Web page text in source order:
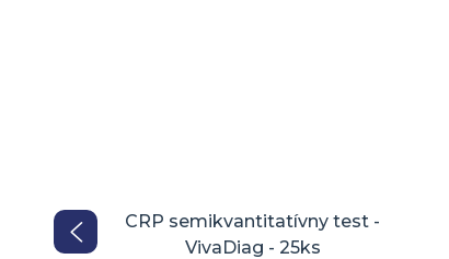
CRP semikvantitatívny test -
VivaDiag - 25ks